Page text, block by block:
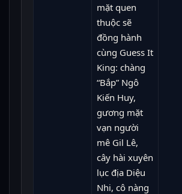
mặt quen
thuộc sẽ
đồng hành
cùng Guess It
King: chàng
“Bắp” Ngô
Kiến Huy,
gương mặt
vạn người
mê Gil Lê,
cây hài xuyên
lục địa Diệu
Nhi, cô nàng